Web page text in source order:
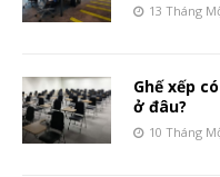
13 Tháng
Ghế xếp
ở đâu?
10 Tháng